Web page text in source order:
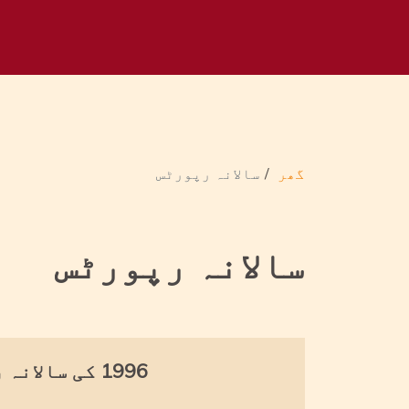
گھر سالانہ رپورٹس
سالانہ رپورٹس
1996 کی سالانہ رپورٹ